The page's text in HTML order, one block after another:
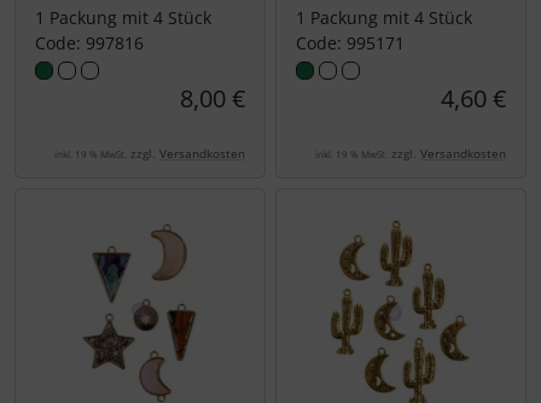
1 Packung mit 4 Stück
Code: 997816
8,00 €
inkl. 19 % MwSt. zzgl. Versandkosten
1 Packung mit 4 Stück
Code: 995171
4,60 €
inkl. 19 % MwSt. zzgl. Versandkosten